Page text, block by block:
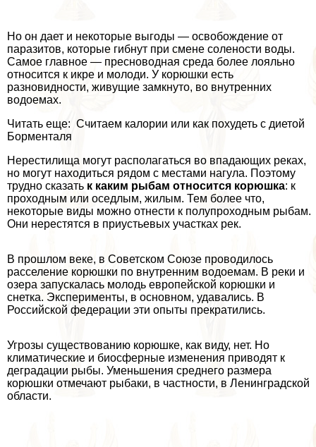
Но он дает и некоторые выгоды — освобождение от
паразитов, которые гибнут при смене солености воды.
Самое главное — пресноводная среда более лояльно
относится к икре и молоди. У корюшки есть
разновидности, живущие замкнуто, во внутренних
водоемах.
Читать еще: Считаем калории или как похудеть с диетой
Борменталя
Нерестилища могут располагаться во впадающих реках,
но могут находиться рядом с местами нагула. Поэтому
трудно сказать к каким рыбам относится корюшка: к
проходным или оседлым, жилым. Тем более что,
некоторые виды можно отнести к полупроходным рыбам.
Они нерестятся в приустьевых участках рек.
В прошлом веке, в Советском Союзе проводилось
расселение корюшки по внутренним водоемам. В реки и
озера запускалась молодь европейской корюшки и
снетка. Эксперименты, в основном, удавались. В
Российской федерации эти опыты прекратились.
Угрозы существованию корюшке, как виду, нет. Но
климатические и биосферные изменения приводят к
деградации рыбы. Уменьшения среднего размера
корюшки отмечают рыбаки, в частности, в Ленинградской
области.